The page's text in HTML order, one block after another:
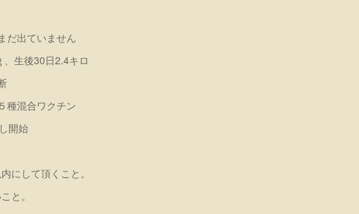
だ出ていません
生後30日2.4キロ
種混合ワクチン
開始
にして頂くこと。
と。